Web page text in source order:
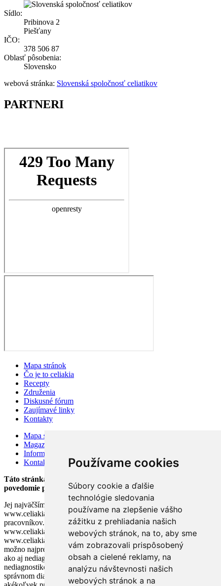
Používame cookies
Súbory cookie a ďalšie
technológie sledovania
používame na zlepšenie vášho
zážitku z prehliadania našich
webových stránok, na to, aby sme
vám zobrazovali prispôsobený
obsah a cielené reklamy, na
analýzu návštevnosti našich
webových stránok a na
Sídlo:
Pribinova 2
Piešťany
IČO:
378 506 87
Oblasť pôsobenia:
Slovensko
webová stránka: Slovenská spoločnosť celiatikov
PARTNERI
Mapa stránok
Čo je to celiakia
Recepty
Združenia
Diskusné fórum
Zaujímavé linky
Kontakty
Mapa stránok
Magazín
Information for visitors
Kontakty
Táto stránka bola založená v auguste 2002 v snahe zlepšiť
povedomie pacientov o celiakii.
Jej najväčším prínosom je výmena informácií medzi užívateľmi. Tím
www.celiakia.sk sa neskladá z lekárov ani iných zdravotníckych
pracovníkov. Akákoľvek rada poskytnutá na stránke
www.celiakia.sk nemôže nahradiť radu lekára. Cieľom stránky
www.celiakia.sk a našich odpovedí na vaše otázky je poskytnúť čo
možno najpresnejšie informácie o chorobe tak diagnostikovaným
ako aj nediagnostikovaným pacientom, pričom u
nediagnostikovaných pacientov môžu naše rady pomôcť lekárom pri
správnom diagnostikovaní choroby.V prípade, že pozorujete